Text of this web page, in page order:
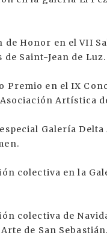
de Honor en el VII
Saint-Jean de Luz.
Premio en el IX
Artística
Galería Delta
colectiva en la
colectiva de
de San Sebastián.